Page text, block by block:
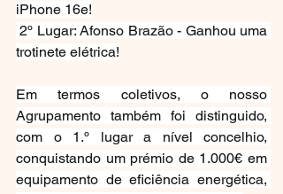
iPhone 16e!
2º Lugar: Afonso Brazão - Ganhou uma
trotinete elétrica!
Em termos coletivos, o nosso
Agrupamento também foi distinguido,
com o 1.º lugar a nível concelhio,
conquistando um prémio de 1.000€ em
equipamento de eficiência energética,